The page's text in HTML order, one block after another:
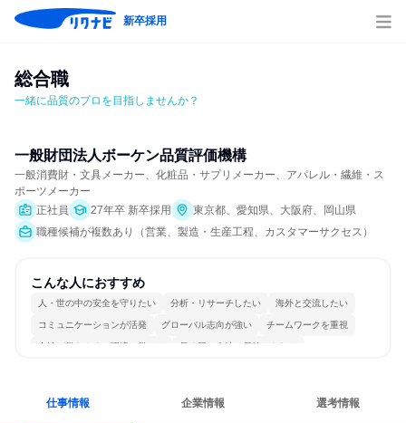
新卒採用
総合職
一緒に品質のプロを目指しませんか？
一般財団法人ボーケン品質評価機構
一般消費財・文具メーカー、化粧品・サプリメーカー、アパレル・繊維・ス
ポーツメーカー
正社員
27年卒 新卒採用
東京都、愛知県、大阪府、岡山県
職種候補が複数あり（営業、製造・生産工程、カスタマーサクセス）
こんな人におすすめ
人・世の中の安全を守りたい 分析・リサーチしたい 海外と交流したい
コミュニケーションが活発 グローバル志向が強い チームワークを重視
女性が働きやすい環境で働ける 長く同じ会社に居続けられる
仕事情報 企業情報 選考情報